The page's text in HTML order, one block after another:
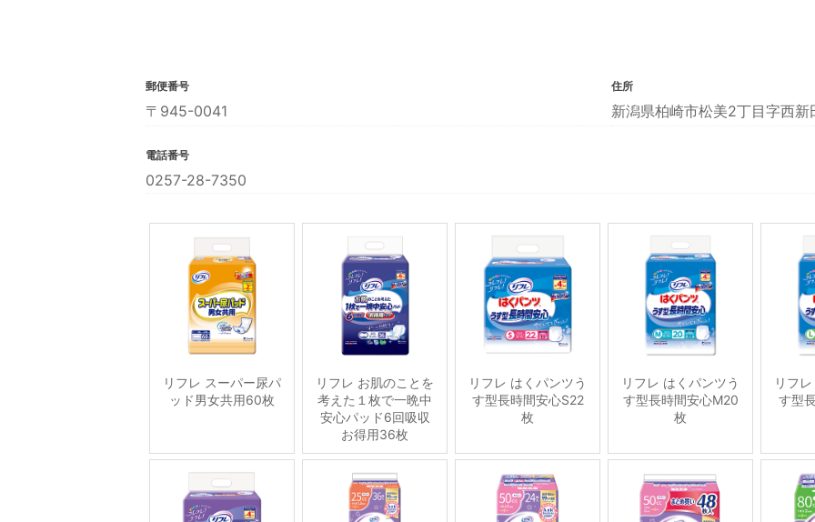
郵便番号
〒945-0041
住所
新潟県柏崎市松美2丁目字西新
電話番号
0257-28-7350
リフレ スーパー尿パ
ッド男女共用60枚
リフレ お肌のことを
考えた１枚で一晩中
安心パッド6回吸収
お得用36枚
リフレ はくパンツう
す型長時間安心S22
枚
リフレ はくパンツう
す型長時間安心M20
枚
リフ
す型